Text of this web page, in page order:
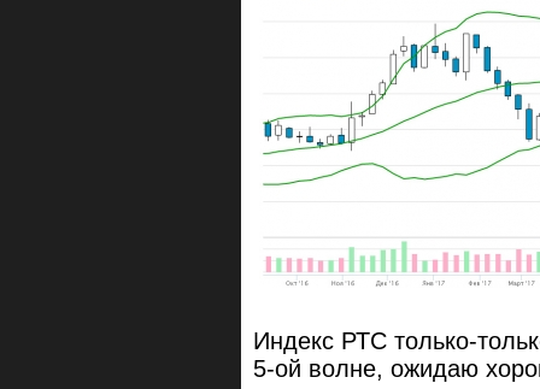
Индекс РТС только-
5-ой волне, ожидаю